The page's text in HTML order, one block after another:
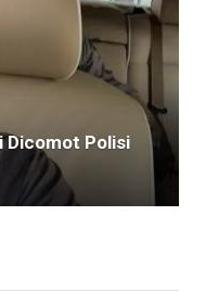
Dicomot Polisi